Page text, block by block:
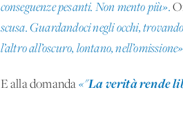
conseguenze pesanti. Non mento più».
scusa. Guardandoci negli occhi,
l’altro all’oscuro, lontano,
E alla domanda «"La verità rende